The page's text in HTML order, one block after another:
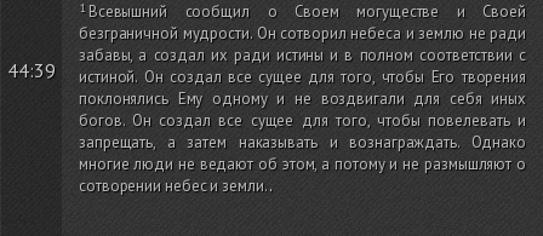
44:39
Всевышний сообщил о Своем могуществе и Своей
безграничной мудрости. Он сотворил небеса и землю не ради
забавы, а создал их ради истины и в полном соответствии с
истиной. Он создал все сущее для того, чтобы Его творения
поклонялись Ему одному и не воздвигали для себя иных
богов. Он создал все сущее для того, чтобы повелевать и
запрещать, а затем наказывать и вознаграждать. Однако
многие люди не ведают об этом, а потому и не размышляют о
сотворении небес и земли..